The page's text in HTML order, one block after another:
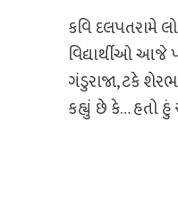
કવિ દલપતરામે
વિદ્યાર્થીઓ આજે
ગંડુરાજા, ટકે
કહ્યું છે કે… હતો હું